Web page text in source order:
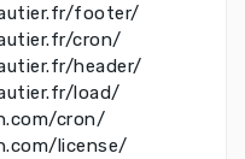
footer/
cron/
header/
load/
cron/
license/